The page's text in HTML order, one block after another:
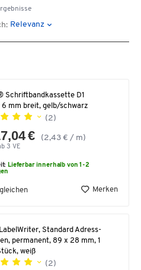
Relevanz
Schriftbandkassette D1
6 mm breit, gelb/schwarz
(2)
€ (2,43 € / m)
3 VE
Lieferbar innerhalb von 1-2
Merken
LabelWriter, Standard Adress-
permanent, 89 x 28 mm, 1
weiß
(2)